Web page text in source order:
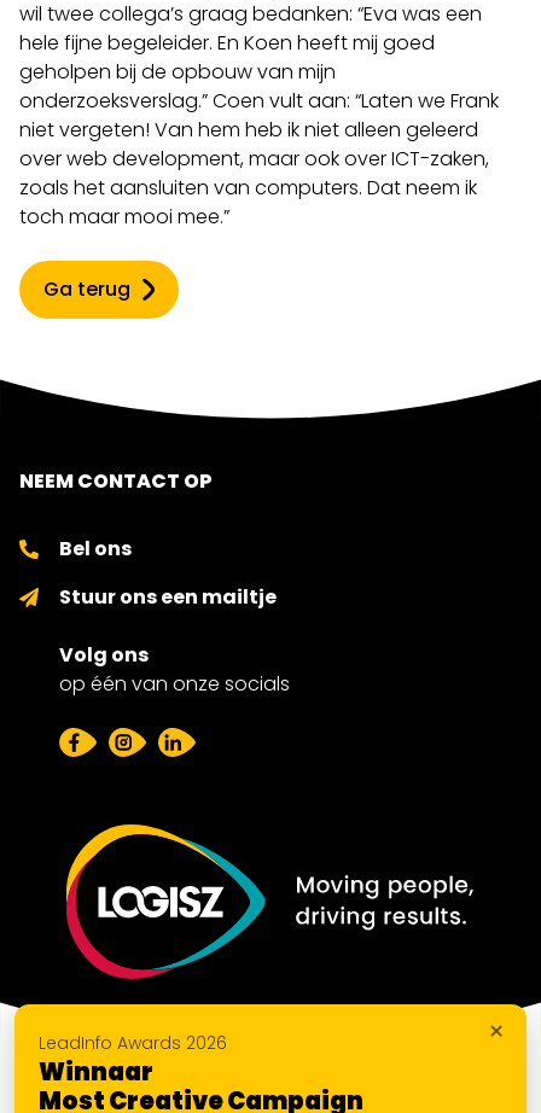
×
LeadInfo Awards 2026
Winnaar
Most Creative Campaign
wil twee collega’s graag bedanken: “Eva was een
hele fijne begeleider. En Koen heeft mij goed
geholpen bij de opbouw van mijn
onderzoeksverslag.” Coen vult aan: “Laten we Frank
niet vergeten! Van hem heb ik niet alleen geleerd
over web development, maar ook over ICT-zaken,
zoals het aansluiten van computers. Dat neem ik
toch maar mooi mee.”
Ga terug
NEEM CONTACT OP
Bel ons
Stuur ons een mailtje
Volg ons
op één van onze socials